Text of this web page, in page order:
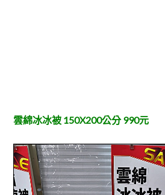
雲綿冰冰被 150X200公分 990元